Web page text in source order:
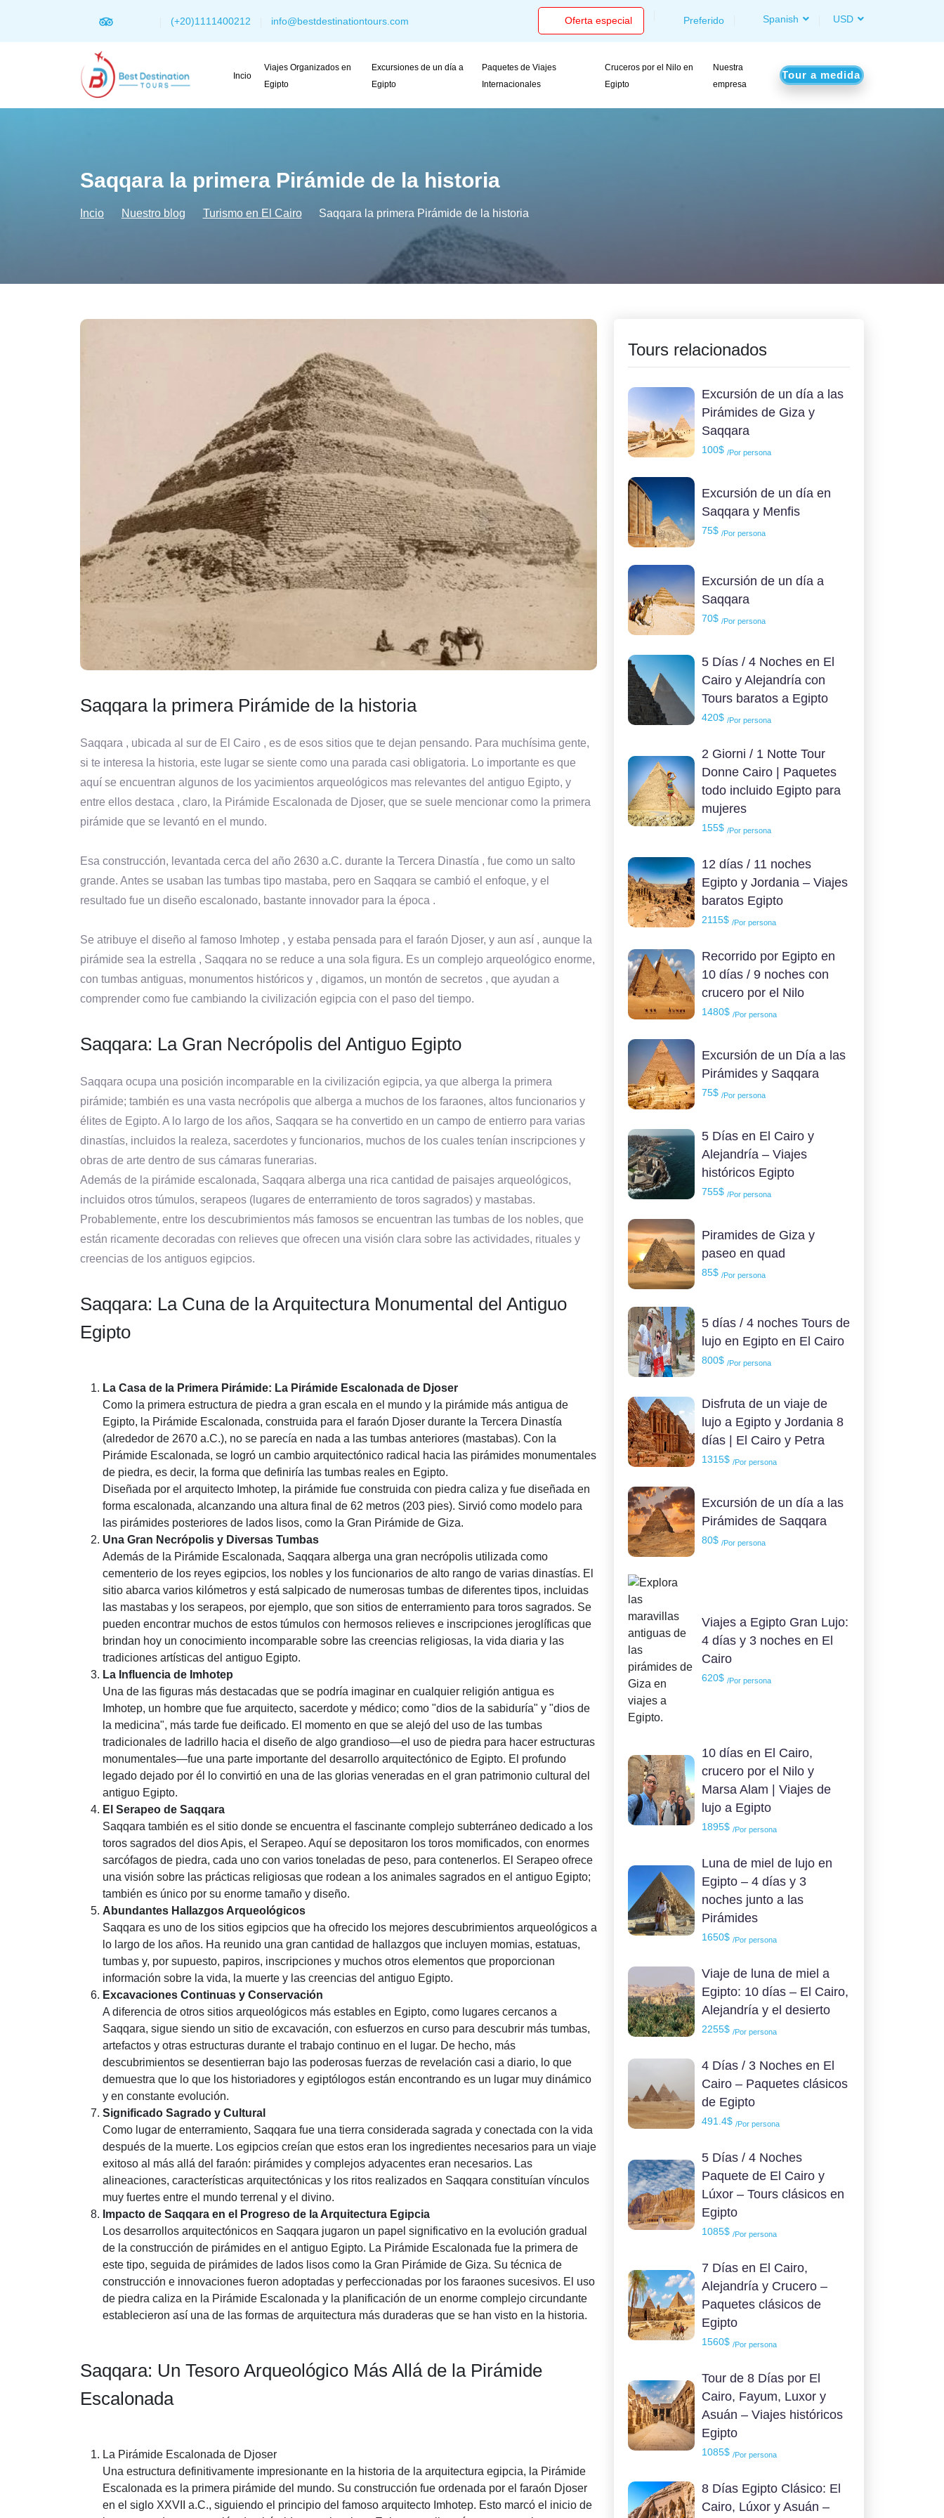
(+20)1111400212 info@bestdestinationtours.com Oferta especial Preferido Spanish USD
Incio
Viajes Organizados en
Egipto
Excursiones de un día a
Egipto
Paquetes de Viajes
Internacionales
Cruceros por el Nilo en
Egipto
Nuestra
empresa
Tour a medida
Saqqara la primera Pirámide de la historia
Incio Nuestro blog Turismo en El Cairo Saqqara la primera Pirámide de la historia
Saqqara la primera Pirámide de la historia
Saqqara , ubicada al sur de El Cairo , es de esos sitios que te dejan pensando. Para muchísima gente,
si te interesa la historia, este lugar se siente como una parada casi obligatoria. Lo importante es que
aquí se encuentran algunos de los yacimientos arqueológicos mas relevantes del antiguo Egipto, y
entre ellos destaca , claro, la Pirámide Escalonada de Djoser, que se suele mencionar como la primera
pirámide que se levantó en el mundo.
Esa construcción, levantada cerca del año 2630 a.C. durante la Tercera Dinastía , fue como un salto
grande. Antes se usaban las tumbas tipo mastaba, pero en Saqqara se cambió el enfoque, y el
resultado fue un diseño escalonado, bastante innovador para la época .
Se atribuye el diseño al famoso Imhotep , y estaba pensada para el faraón Djoser, y aun así , aunque la
pirámide sea la estrella , Saqqara no se reduce a una sola figura. Es un complejo arqueológico enorme,
con tumbas antiguas, monumentos históricos y , digamos, un montón de secretos , que ayudan a
comprender como fue cambiando la civilización egipcia con el paso del tiempo.
Saqqara: La Gran Necrópolis del Antiguo Egipto
Saqqara ocupa una posición incomparable en la civilización egipcia, ya que alberga la primera
pirámide; también es una vasta necrópolis que alberga a muchos de los faraones, altos funcionarios y
élites de Egipto. A lo largo de los años, Saqqara se ha convertido en un campo de entierro para varias
dinastías, incluidos la realeza, sacerdotes y funcionarios, muchos de los cuales tenían inscripciones y
obras de arte dentro de sus cámaras funerarias.
Además de la pirámide escalonada, Saqqara alberga una rica cantidad de paisajes arqueológicos,
incluidos otros túmulos, serapeos (lugares de enterramiento de toros sagrados) y mastabas.
Probablemente, entre los descubrimientos más famosos se encuentran las tumbas de los nobles, que
están ricamente decoradas con relieves que ofrecen una visión clara sobre las actividades, rituales y
creencias de los antiguos egipcios.
Saqqara: La Cuna de la Arquitectura Monumental del Antiguo
Egipto
La Casa de la Primera Pirámide: La Pirámide Escalonada de Djoser
Como la primera estructura de piedra a gran escala en el mundo y la pirámide más antigua de
Egipto, la Pirámide Escalonada, construida para el faraón Djoser durante la Tercera Dinastía
(alrededor de 2670 a.C.), no se parecía en nada a las tumbas anteriores (mastabas). Con la
Pirámide Escalonada, se logró un cambio arquitectónico radical hacia las pirámides monumentales
de piedra, es decir, la forma que definiría las tumbas reales en Egipto.
Diseñada por el arquitecto Imhotep, la pirámide fue construida con piedra caliza y fue diseñada en
forma escalonada, alcanzando una altura final de 62 metros (203 pies). Sirvió como modelo para
las pirámides posteriores de lados lisos, como la Gran Pirámide de Giza.
Una Gran Necrópolis y Diversas Tumbas
Además de la Pirámide Escalonada, Saqqara alberga una gran necrópolis utilizada como
cementerio de los reyes egipcios, los nobles y los funcionarios de alto rango de varias dinastías. El
sitio abarca varios kilómetros y está salpicado de numerosas tumbas de diferentes tipos, incluidas
las mastabas y los serapeos, por ejemplo, que son sitios de enterramiento para toros sagrados. Se
pueden encontrar muchos de estos túmulos con hermosos relieves e inscripciones jeroglíficas que
brindan hoy un conocimiento incomparable sobre las creencias religiosas, la vida diaria y las
tradiciones artísticas del antiguo Egipto.
La Influencia de Imhotep
Una de las figuras más destacadas que se podría imaginar en cualquier religión antigua es
Imhotep, un hombre que fue arquitecto, sacerdote y médico; como "dios de la sabiduría" y "dios de
la medicina", más tarde fue deificado. El momento en que se alejó del uso de las tumbas
tradicionales de ladrillo hacia el diseño de algo grandioso—el uso de piedra para hacer estructuras
monumentales—fue una parte importante del desarrollo arquitectónico de Egipto. El profundo
legado dejado por él lo convirtió en una de las glorias veneradas en el gran patrimonio cultural del
antiguo Egipto.
El Serapeo de Saqqara
Saqqara también es el sitio donde se encuentra el fascinante complejo subterráneo dedicado a los
toros sagrados del dios Apis, el Serapeo. Aquí se depositaron los toros momificados, con enormes
sarcófagos de piedra, cada uno con varios toneladas de peso, para contenerlos. El Serapeo ofrece
una visión sobre las prácticas religiosas que rodean a los animales sagrados en el antiguo Egipto;
también es único por su enorme tamaño y diseño.
Abundantes Hallazgos Arqueológicos
Saqqara es uno de los sitios egipcios que ha ofrecido los mejores descubrimientos arqueológicos a
lo largo de los años. Ha reunido una gran cantidad de hallazgos que incluyen momias, estatuas,
tumbas y, por supuesto, papiros, inscripciones y muchos otros elementos que proporcionan
información sobre la vida, la muerte y las creencias del antiguo Egipto.
Excavaciones Continuas y Conservación
A diferencia de otros sitios arqueológicos más estables en Egipto, como lugares cercanos a
Saqqara, sigue siendo un sitio de excavación, con esfuerzos en curso para descubrir más tumbas,
artefactos y otras estructuras durante el trabajo continuo en el lugar. De hecho, más
descubrimientos se desentierran bajo las poderosas fuerzas de revelación casi a diario, lo que
demuestra que lo que los historiadores y egiptólogos están encontrando es un lugar muy dinámico
y en constante evolución.
Significado Sagrado y Cultural
Como lugar de enterramiento, Saqqara fue una tierra considerada sagrada y conectada con la vida
después de la muerte. Los egipcios creían que estos eran los ingredientes necesarios para un viaje
exitoso al más allá del faraón: pirámides y complejos adyacentes eran necesarios. Las
alineaciones, características arquitectónicas y los ritos realizados en Saqqara constituían vínculos
muy fuertes entre el mundo terrenal y el divino.
Impacto de Saqqara en el Progreso de la Arquitectura Egipcia
Los desarrollos arquitectónicos en Saqqara jugaron un papel significativo en la evolución gradual
de la construcción de pirámides en el antiguo Egipto. La Pirámide Escalonada fue la primera de
este tipo, seguida de pirámides de lados lisos como la Gran Pirámide de Giza. Su técnica de
construcción e innovaciones fueron adoptadas y perfeccionadas por los faraones sucesivos. El uso
de piedra caliza en la Pirámide Escalonada y la planificación de un enorme complejo circundante
establecieron así una de las formas de arquitectura más duraderas que se han visto en la historia.
Saqqara: Un Tesoro Arqueológico Más Allá de la Pirámide
Escalonada
La Pirámide Escalonada de Djoser
Una estructura definitivamente impresionante en la historia de la arquitectura egipcia, la Pirámide
Escalonada es la primera pirámide del mundo. Su construcción fue ordenada por el faraón Djoser
en el siglo XXVII a.C., siguiendo el principio del famoso arquitecto Imhotep. Esto marcó el inicio de
Tours relacionados
Excursión de un día a las
Pirámides de Giza y
Saqqara
100$ /Por persona
Excursión de un día en
Saqqara y Menfis
75$ /Por persona
Excursión de un día a
Saqqara
70$ /Por persona
5 Días / 4 Noches en El
Cairo y Alejandría con
Tours baratos a Egipto
420$ /Por persona
2 Giorni / 1 Notte Tour
Donne Cairo | Paquetes
todo incluido Egipto para
mujeres
155$ /Por persona
12 días / 11 noches
Egipto y Jordania – Viajes
baratos Egipto
2115$ /Por persona
Recorrido por Egipto en
10 días / 9 noches con
crucero por el Nilo
1480$ /Por persona
Excursión de un Día a las
Pirámides y Saqqara
75$ /Por persona
5 Días en El Cairo y
Alejandría – Viajes
históricos Egipto
755$ /Por persona
Piramides de Giza y
paseo en quad
85$ /Por persona
5 días / 4 noches Tours de
lujo en Egipto en El Cairo
800$ /Por persona
Disfruta de un viaje de
lujo a Egipto y Jordania 8
días | El Cairo y Petra
1315$ /Por persona
Excursión de un día a las
Pirámides de Saqqara
80$ /Por persona
Viajes a Egipto Gran Lujo:
4 días y 3 noches en El
Cairo
620$ /Por persona
10 días en El Cairo,
crucero por el Nilo y
Marsa Alam | Viajes de
lujo a Egipto
1895$ /Por persona
Luna de miel de lujo en
Egipto – 4 días y 3
noches junto a las
Pirámides
1650$ /Por persona
Viaje de luna de miel a
Egipto: 10 días – El Cairo,
Alejandría y el desierto
2255$ /Por persona
4 Días / 3 Noches en El
Cairo – Paquetes clásicos
de Egipto
491.4$ /Por persona
5 Días / 4 Noches
Paquete de El Cairo y
Lúxor – Tours clásicos en
Egipto
1085$ /Por persona
7 Días en El Cairo,
Alejandría y Crucero –
Paquetes clásicos de
Egipto
1560$ /Por persona
Tour de 8 Días por El
Cairo, Fayum, Luxor y
Asuán – Viajes históricos
Egipto
1085$ /Por persona
8 Días Egipto Clásico: El
Cairo, Lúxor y Asuán –